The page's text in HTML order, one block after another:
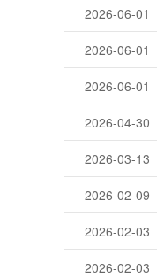
2026-06-01
2026-06-01
2026-06-01
2026-04-30
2026-03-13
2026-02-09
2026-02-03
2026-02-03